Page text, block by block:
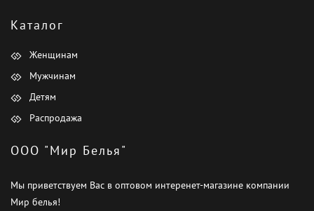
Каталог
Женщинам
Мужчинам
Детям
Распродажа
ООО "Мир Белья"
Мы приветствуем Вас в оптовом интеренет-магазине компании
Мир белья!